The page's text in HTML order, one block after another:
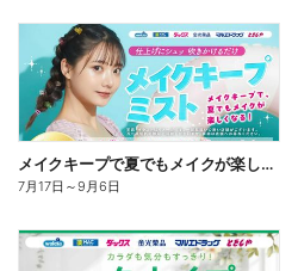
メイクキープで夏でもメイクが楽しくなる!
7月17日 ～9月6日